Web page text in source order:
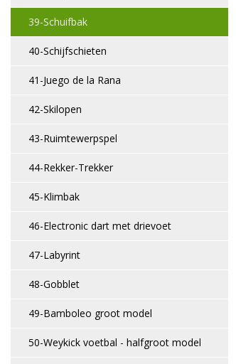
39-Schuifbak
40-Schijfschieten
41-Juego de la Rana
42-Skilopen
43-Ruimtewerpspel
44-Rekker-Trekker
45-Klimbak
46-Electronic dart met drievoet
47-Labyrint
48-Gobblet
49-Bamboleo groot model
50-Weykick voetbal - halfgroot model